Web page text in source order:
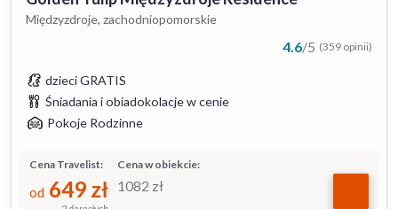
Międzyzdroje, zachodniopomorskie
4.6/5 (359 opinii)
dzieci GRATIS
Śniadania i obiadokolacje w cenie
Pokoje Rodzinne
Cena w obiekcie:
1082 zł
Cena Travelist:
od 649 zł